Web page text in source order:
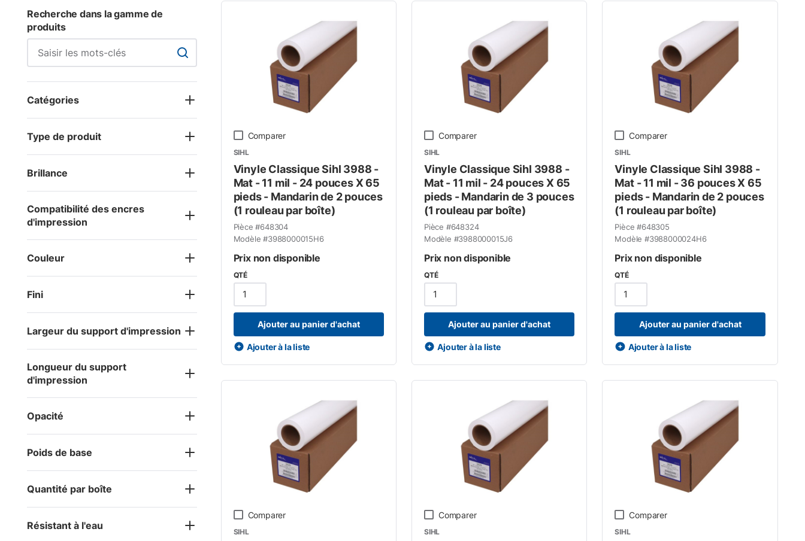
Recherche dans la gamme de
produits
Recherche dans la gamme de produits
Catégories
Type de produit
Brillance
Compatibilité des encres
d'impression
Couleur
Fini
Largeur du support d'impression
Longueur du support
d'impression
Opacité
Poids de base
Quantité par boîte
Résistant à l'eau
Comparer
SIHL
Vinyle Classique Sihl 3988 -
Mat - 11 mil - 24 pouces X 65
pieds - Mandarin de 2 pouces
(1 rouleau par boîte)
Pièce #648304
Modèle #3988000015H6
Prix non disponible
QTÉ
Ajouter au panier d'achat
Ajouter à la liste
Comparer
SIHL
Vinyle Classique Sihl 3988 -
Mat - 11 mil - 24 pouces X 65
pieds - Mandarin de 3 pouces
(1 rouleau par boîte)
Pièce #648324
Modèle #3988000015J6
Prix non disponible
QTÉ
Ajouter au panier d'achat
Ajouter à la liste
Comparer
SIHL
Vinyle Classique Sihl 3988 -
Mat - 11 mil - 36 pouces X 65
pieds - Mandarin de 2 pouces
(1 rouleau par boîte)
Pièce #648305
Modèle #3988000024H6
Prix non disponible
QTÉ
Ajouter au panier d'achat
Ajouter à la liste
Comparer
SIHL
Comparer
SIHL
Comparer
SIHL